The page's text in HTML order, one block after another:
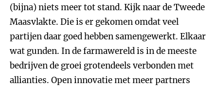
(bijna) niets meer tot stand. Kijk naar de Tweede
Maasvlakte. Die is er gekomen omdat veel
partijen daar goed hebben samengewerkt. Elkaar
wat gunden. In de farmawereld is in de meeste
bedrijven de groei grotendeels verbonden met
allianties. Open innovatie met meer partners